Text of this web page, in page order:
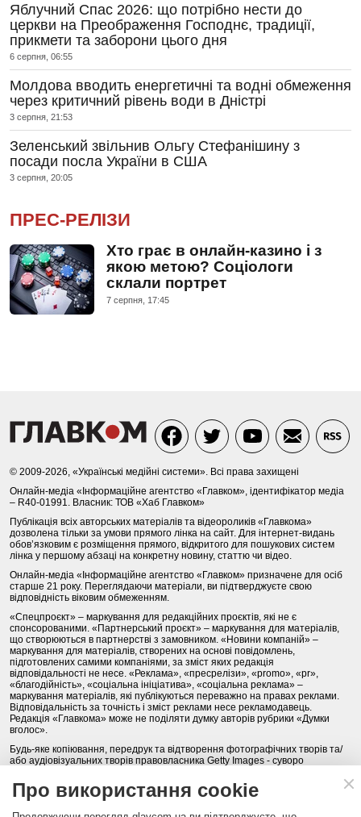
Яблучний Спас 2026: що потрібно нести до
церкви на Преображення Господнє, традиції,
прикмети та заборони цього дня
6 серпня, 06:55
Молдова вводить енергетичні та водні обмеження
через критичний рівень води в Дністрі
3 серпня, 21:53
Зеленський звільнив Ольгу Стефанішину з
посади посла України в США
3 серпня, 20:05
ПРЕС-РЕЛІЗИ
Хто грає в онлайн-казино і з
якою метою? Соціологи
склали портрет
7 серпня, 17:45
© 2009-2026, «Українські медійні системи». Всі права захищені
Онлайн-медіа «Інформаційне агентство «Главком», ідентифікатор медіа
– R40-01991. Власник: ТОВ «Хаб Главком»
Публікація всіх авторських матеріалів та відеороликів «Главкома»
дозволена тільки за умови прямого лінка на сайт. Для інтернет-видань
обов’язковим є розміщення прямого, відкритого для пошукових систем
лінка у першому абзаці на конкретну новину, статтю чи відео.
Онлайн-медіа «Інформаційне агентство «Главком» призначене для осіб
старше 21 року. Переглядаючи матеріали, ви підтверджуєте свою
відповідність віковим обмеженням.
«Спецпроєкт» – маркування для редакційних проєктів, які не є
спонсорованими. «Партнерський проєкт» – маркування для матеріалів,
що створюються в партнерстві з замовником. «Новини компаній» –
маркування для матеріалів, створених на основі повідомлень,
підготовлених самими компаніями, за зміст яких редакція
відповідальності не несе. «Реклама», «пресрелізи», «promo», «pr»,
«благодійність», «соціальна ініціатива», «соціальна реклама» –
маркування матеріалів, які публікуються переважно на правах реклами.
Відповідальність за точність і зміст реклами несе рекламодавець.
Редакція «Главкома» може не поділяти думку авторів рубрики «Думки
вголос».
Будь-яке копіювання, передрук та відтворення фотографічних творів та/
або аудіовізуальних творів правовласника Getty Images - суворо
Політика конфіденційності (Privacy Policy). Правила сайту
Про використання cookie